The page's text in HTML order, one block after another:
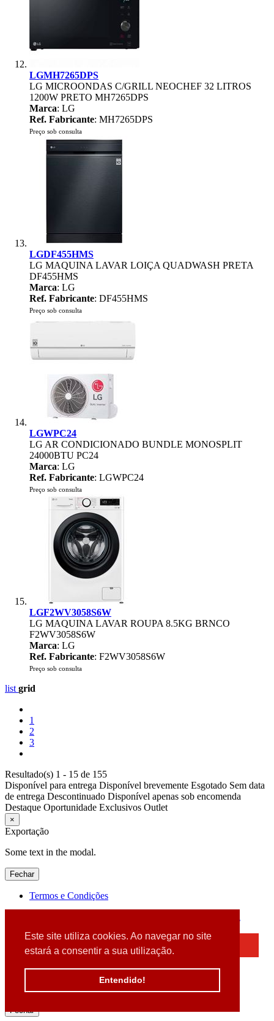
Este site utiliza cookies. Ao navegar no site
estará a consentir a sua utilização.
Entendido!
LGMH7265DPS
LG MICROONDAS C/GRILL NEOCHEF 32 LITROS
1200W PRETO MH7265DPS
Marca: LG
Ref. Fabricante: MH7265DPS
Preço sob consulta
LGDF455HMS
LG MAQUINA LAVAR LOIÇA QUADWASH PRETA
DF455HMS
Marca: LG
Ref. Fabricante: DF455HMS
Preço sob consulta
LGWPC24
LG AR CONDICIONADO BUNDLE MONOSPLIT
24000BTU PC24
Marca: LG
Ref. Fabricante: LGWPC24
Preço sob consulta
LGF2WV3058S6W
LG MAQUINA LAVAR ROUPA 8.5KG BRNCO
F2WV3058S6W
Marca: LG
Ref. Fabricante: F2WV3058S6W
Preço sob consulta
list grid
1
2
3
Resultado(s) 1 - 15 de 155
Disponível para entrega Disponível brevemente Esgotado Sem data
de entrega Descontinuado Disponível apenas sob encomenda
Destaque Oportunidade Exclusivos Outlet
×
Exportação
Some text in the modal.
Fechar
Termos e Condições
Detectamos que está a usar um browser desatualizado
Por favor, atualize o seu browser
para garantir uma melhor experiência.
Fechar